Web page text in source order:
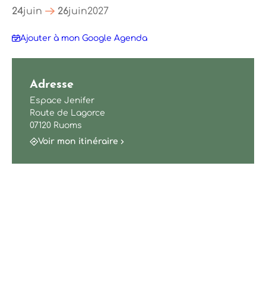
24juin 26juin2027
Ajouter à mon Google Agenda
Adresse
Espace Jenifer
Route de Lagorce
07120 Ruoms
Voir mon itinéraire